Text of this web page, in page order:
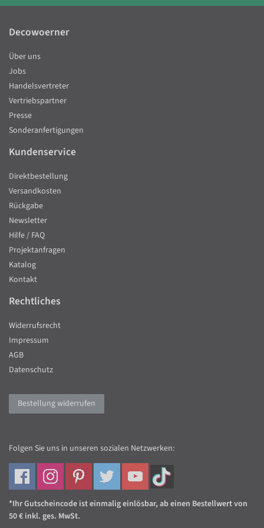
Decowoerner
Über uns
Jobs
Handelsvertreter
Vertriebspartner
Presse
Sonderanfertigungen
Kundenservice
Direktbestellung
Versandkosten
Rückgabe
Newsletter
Hilfe / FAQ
Projektanfragen
Katalog
Kontakt
Rechtliches
Widerrufsrecht
Impressum
AGB
Datenschutz
Bestellung widerrufen
Folgen Sie uns in unseren sozialen Netzwerken:
*Ihr Gutscheincode ist einmalig einlösbar, ab einen Bestellwert von
50 € inkl. ges. MwSt.